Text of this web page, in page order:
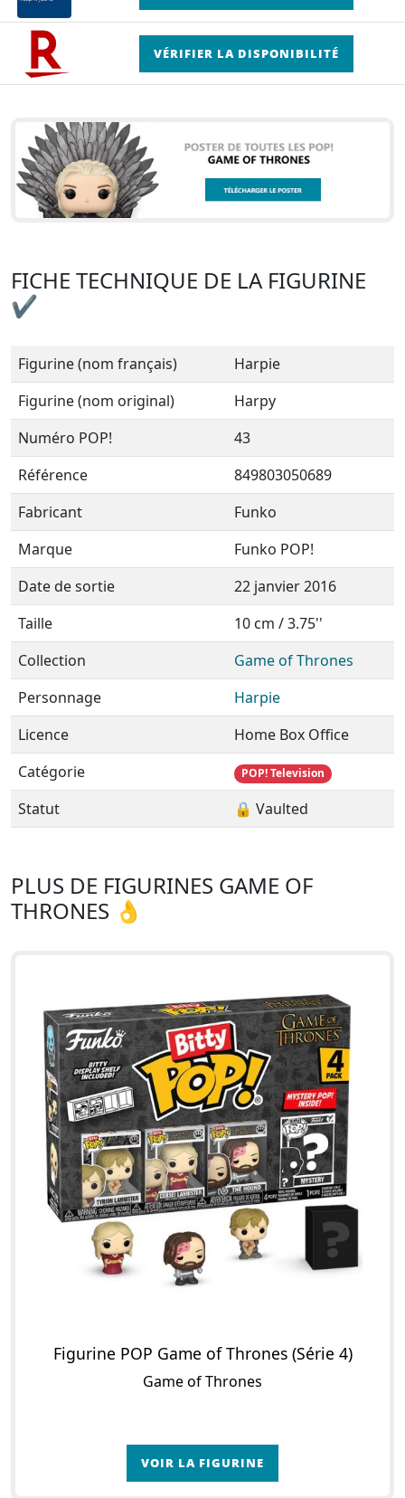
VÉRIFIER LA DISPONIBILITÉ
FICHE TECHNIQUE DE LA FIGURINE
✔
Figurine (nom français)
Harpie
Figurine (nom original)
Harpy
Numéro POP!
43
Référence
849803050689
Fabricant
Funko
Marque
Funko POP!
Date de sortie
22 janvier 2016
Taille
10 cm / 3.75''
Collection
Game of Thrones
Personnage
Harpie
Licence
Home Box Office
Catégorie
POP! Television
Statut 🔒 Vaulted
PLUS DE FIGURINES GAME OF
THRONES 👌
Figurine POP Game of Thrones (Série 4)
Game of Thrones
VOIR LA FIGURINE